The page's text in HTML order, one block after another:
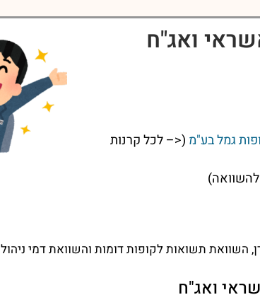
ואג"ח
גמל בע"מ (<– לכל קרנות
השוואת תשואות לקופות דומות והשוואת דמי ניהול
ואג"ח